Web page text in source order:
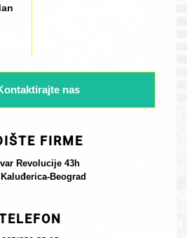
nas
FIRME
Revolucije 43h
Kaluđerica-Beograd